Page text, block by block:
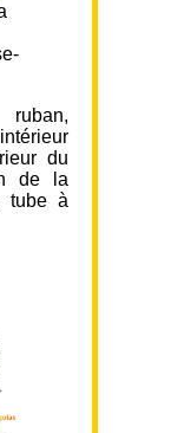
du
de la
tube à